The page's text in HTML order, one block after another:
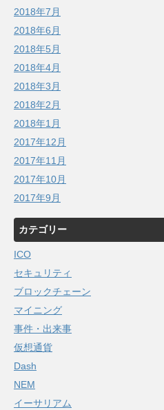
2018年7月
2018年6月
2018年5月
2018年4月
2018年3月
2018年2月
2018年1月
2017年12月
2017年11月
2017年10月
2017年9月
カテゴリー
ICO
セキュリティ
ブロックチェーン
マイニング
事件・出来事
仮想通貨
Dash
NEM
イーサリアム